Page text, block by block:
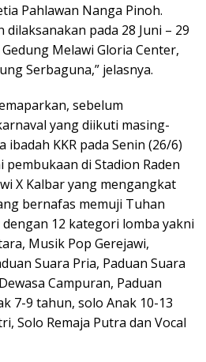
Pahlawan Nanga Pinoh.
pada 28 Juni – 29
Melawi Gloria Center,
Serbaguna,” jelasnya.
sebelum
yang diikuti masing-
KKR pada Senin (26/6)
di Stadion Raden
X Kalbar yang mengangkat
bernafas memuji Tuhan
12 kategori lomba yakni
Musik Pop Gerejawi,
Suara Pria, Paduan Suara
Campuran, Paduan
7-9 tahun, solo Anak 10-13
Solo Remaja Putra dan Vocal